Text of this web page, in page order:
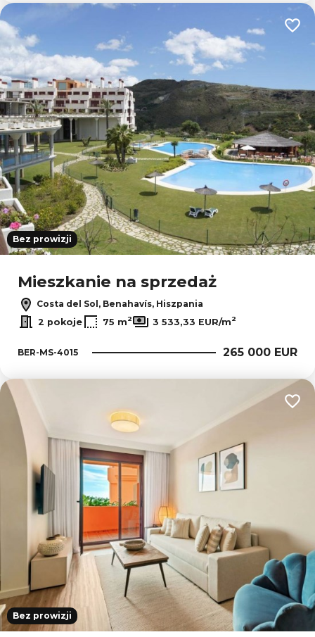
Bez prowizji
Mieszkanie na sprzedaż
Costa del Sol, Benahavís, Hiszpania
2 pokoje
75 m2 3 533,33 EUR/m2
BER-MS-4015 265 000 EUR
Bez prowizji